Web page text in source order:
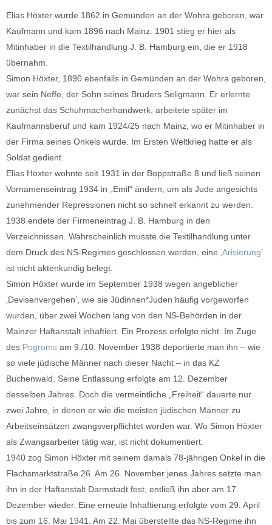
Elias Höxter wurde 1862 in Gemünden an der Wohra geboren, war
Kaufmann und kam 1896 nach Mainz. 1901 stieg er hier als
Mitinhaber in die Textilhandlung J. B. Hamburg ein, die er 1918
übernahm.
Simon Höxter, 1890 ebenfalls in Gemünden an der Wohra geboren,
war sein Neffe, der Sohn seines Bruders Seligmann. Er erlernte
zunächst das Schuhmacherhandwerk, arbeitete später im
Kaufmannsberuf und kam 1924/25 nach Mainz, wo er Mitinhaber in
der Firma seines Onkels wurde. Im Ersten Weltkrieg hatte er als
Soldat gedient.
Elias Höxter wohnte seit 1931 in der Boppstraße 8 und ließ seinen
Vornamenseintrag 1934 in „Emil“ ändern, um als Jude angesichts
zunehmender Repressionen nicht so schnell erkannt zu werden.
1938 endete der Firmeneintrag J. B. Hamburg in den
Verzeichnissen. Wahrscheinlich musste die Textilhandlung unter
dem Druck des NS-Regimes geschlossen werden, eine ‚ Arisierung’
ist nicht aktenkundig belegt.
Simon Höxter wurde im September 1938 wegen angeblicher
‚Devisenvergehen’, wie sie Jüdinnen*Juden häufig vorgeworfen
wurden, über zwei Wochen lang von den NS-Behörden in der
Mainzer Haftanstalt inhaftiert. Ein Prozess erfolgte nicht. Im Zuge
des Pogroms am 9./10. November 1938 deportierte man ihn – wie
so viele jüdische Männer nach dieser Nacht – in das KZ
Buchenwald. Seine Entlassung erfolgte am 12. Dezember
desselben Jahres. Doch die vermeintliche „Freiheit“ dauerte nur
zwei Jahre, in denen er wie die meisten jüdischen Männer zu
Arbeitseinsätzen zwangsverpflichtet worden war. Wo Simon Höxter
als Zwangsarbeiter tätig war, ist nicht dokumentiert.
1940 zog Simon Höxter mit seinem damals 78-jährigen Onkel in die
Flachsmarktstraße 26. Am 26. November jenes Jahres setzte man
ihn in der Haftanstalt Darmstadt fest, entließ ihn aber am 17.
Dezember wieder. Eine erneute Inhaftierung erfolgte vom 29. April
bis zum 16. Mai 1941. Am 22. Mai überstellte das NS-Regime ihn